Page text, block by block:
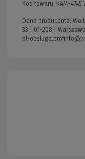
Kod towaru: KAM-4745
Dane producenta:
33 | 01-208 | Warszawa
pl-